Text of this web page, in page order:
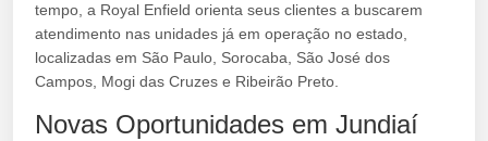
tempo, a Royal Enfield orienta seus clientes a buscarem
atendimento nas unidades já em operação no estado,
localizadas em São Paulo, Sorocaba, São José dos
Campos, Mogi das Cruzes e Ribeirão Preto.
Novas Oportunidades em Jundiaí